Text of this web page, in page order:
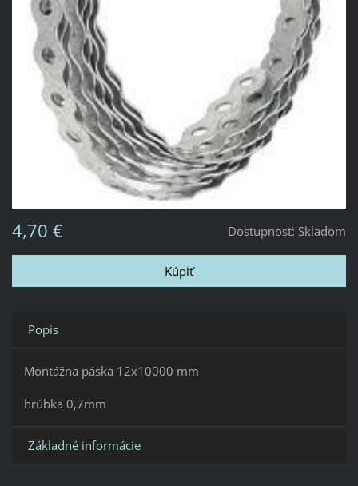
Dostupnosť: Skladom
4,70 €
Popis
Montážna páska 12x10000 mm
hrúbka 0,7mm
Základné informácie